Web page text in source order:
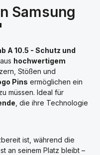
Samsung
A 10.5 - Schutz und
hochwertigem
Stößen und
Pins ermöglichen ein
müssen. Ideal für
, die ihre Technologie
ist, während die
an seinem Platz bleibt –